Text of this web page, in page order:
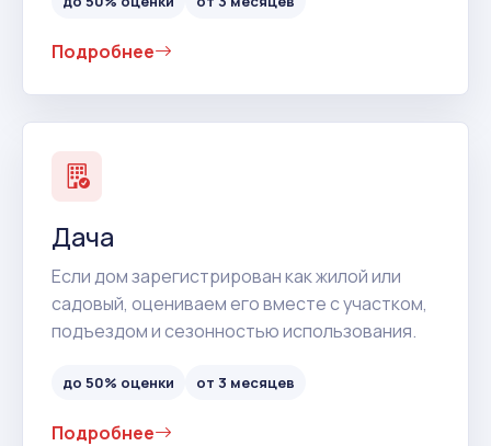
Подробнее
Дача
Если дом зарегистрирован как жилой или
садовый, оцениваем его вместе с участком,
подъездом и сезонностью использования.
до 50% оценки от 3 месяцев
Подробнее